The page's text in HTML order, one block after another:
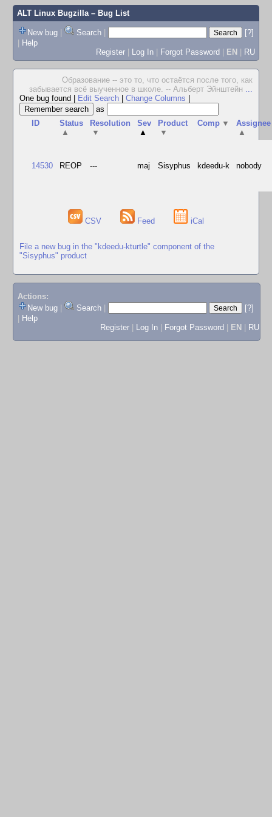
ALT Linux Bugzilla– Bug List
New bug | Search |
[?]
| Help
Register | Log In | Forgot Password | EN | RU
Образование -- это то, что остаётся после того, как
забывается всё выученное в школе. -- Альберт Эйнштейн ...
One bug found
Edit Search Change Columns
as
ID
Status
▲
Resolution
▼
Sev
▲
Product
▼
Comp ▼
Assignee
▲
14530 REOP --- maj Sisyphus kdeedu-k nobody
CSV Feed iCal
File a new bug in the "kdeedu-kturtle" component of the
"Sisyphus" product
Actions:
New bug
Search
[?]
Help
Register
Log In Forgot Password EN RU